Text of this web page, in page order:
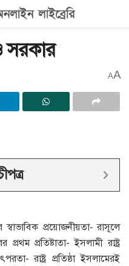
সরকার
AA
স্বাভাবিক প্রয়োজনীয়তা- রাসূলে
প্রতিষ্টাতা- ইসলামী রাষ্ট্র
রাষ্ট্র প্রতিষ্ঠা ইসলামেরই